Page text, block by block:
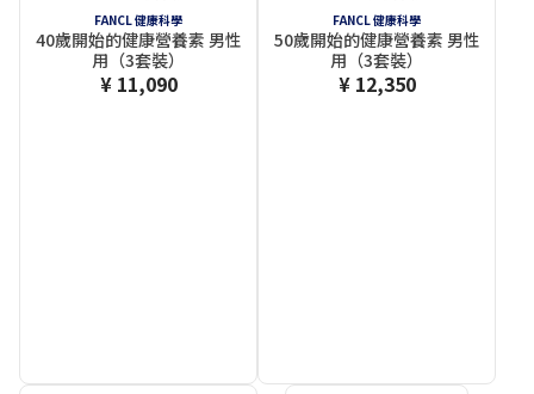
FANCL 健康科學
40歲開始的健康營養素 男性
用（3套裝）
¥ 11,090
FANCL 健康科學
50歲開始的健康營養素 男性
用（3套裝）
¥ 12,350